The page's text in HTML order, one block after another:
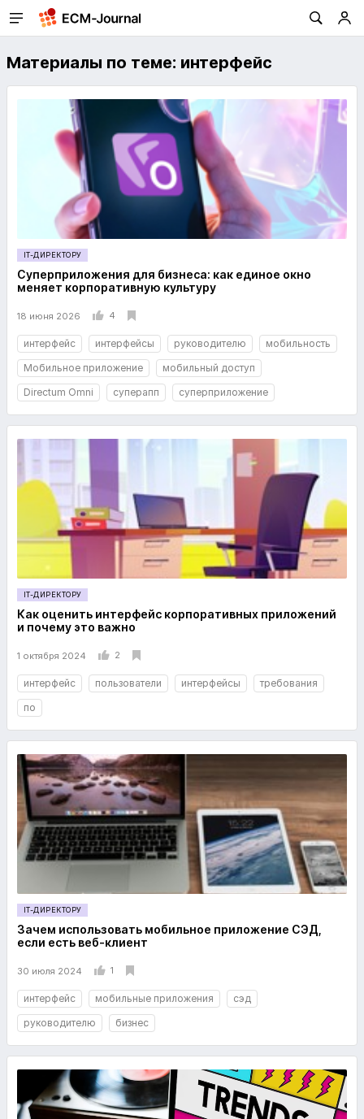
Материалы по теме: интерфейс
IT-ДИРЕКТОРУ
Суперприложения для бизнеса: как единое окно
меняет корпоративную культуру
18 июня 2026 4
интерфейс интерфейсы руководителю
мобильность
Мобильное приложение
мобильный доступ
Directum Omni
суперапп суперприложение
IT-ДИРЕКТОРУ
Как оценить интерфейс корпоративных приложений
и почему это важно
1 октября 2024 2
интерфейс пользователи интерфейсы
требования
по
IT-ДИРЕКТОРУ
Зачем использовать мобильное приложение СЭД,
если есть веб-клиент
30 июля 2024 1
интерфейс мобильные приложения
сэд
руководителю
бизнес